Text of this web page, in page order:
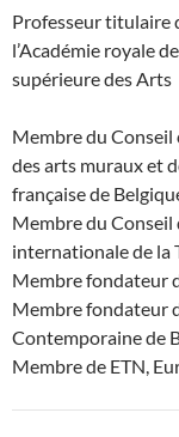
Professeur titulaire
l’Académie royale
supérieure des Arts
Membre du Conseil
des arts muraux et
française de
Membre du
internationale de la
Membre fondateur
Membre fondateur
Contemporaine de
Membre de ETN,